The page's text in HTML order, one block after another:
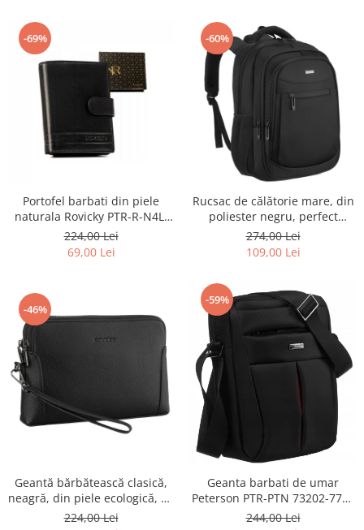
-69%
Portofel barbati din piele
naturala Rovicky PTR-R-N4L-
GAT-8922 B+B
224,00 Lei
69,00 Lei
-60%
Rucsac de călătorie mare, din
poliester negru, perfect
pentru bagajul de mână -
Rovicky PTR-R-BHX-05-1020
274,00 Lei
109,00 Lei
-46%
Geantă bărbătească clasică,
neagră, din piele ecologică, cu
fermoar - Rovicky PTR-R-SDR-
224,00 Lei
-59%
Geanta barbati de umar
Peterson PTR-PTN 73202-7738
BL
244,00 Lei